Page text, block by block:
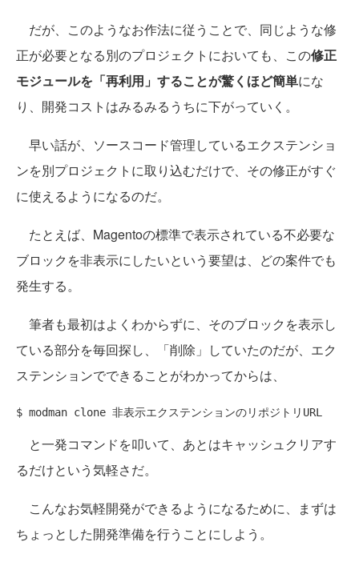
だが、このようなお作法に従うことで、同じような修
正が必要となる別のプロジェクトにおいても、この修正
モジュールを「再利用」することが驚くほど簡単にな
り、開発コストはみるみるうちに下がっていく。
早い話が、ソースコード管理しているエクステンショ
ンを別プロジェクトに取り込むだけで、その修正がすぐ
に使えるようになるのだ。
たとえば、Magentoの標準で表示されている不必要な
ブロックを非表示にしたいという要望は、どの案件でも
発生する。
筆者も最初はよくわからずに、そのブロックを表示し
ている部分を毎回探し、「削除」していたのだが、エク
ステンションでできることがわかってからは、
と一発コマンドを叩いて、あとはキャッシュクリアす
るだけという気軽さだ。
こんなお気軽開発ができるようになるために、まずは
ちょっとした開発準備を行うことにしよう。